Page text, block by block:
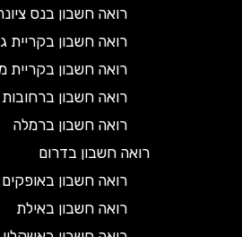
רואה חשבון בנס ציונה
רואה חשבון בקריית גת
רואה חשבון בקריית מלאכי
רואה חשבון ברחובות
רואה חשבון ברמלה
רואה חשבון בדרום
רואה חשבון באופקים
רואה חשבון באילת